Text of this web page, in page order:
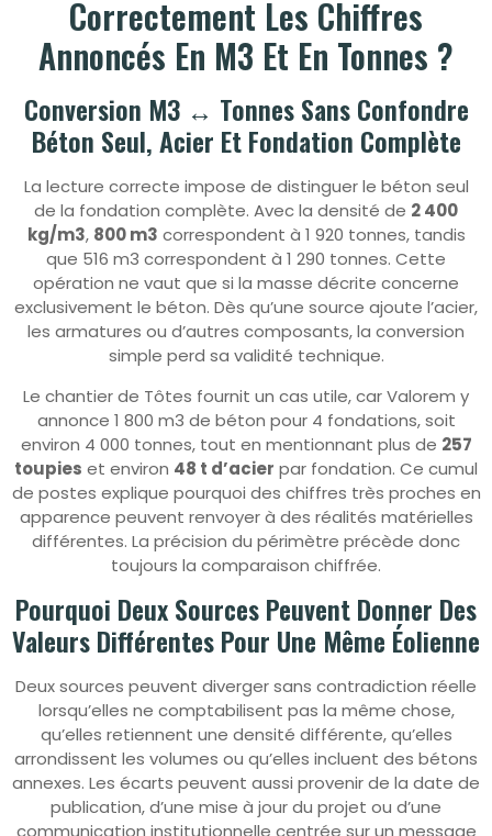
Correctement Les Chiffres
Annoncés En M3 Et En Tonnes ?
Conversion M3 ↔ Tonnes Sans Confondre
Béton Seul, Acier Et Fondation Complète
La lecture correcte impose de distinguer le béton seul
de la fondation complète. Avec la densité de 2 400
kg/m3, 800 m3 correspondent à 1 920 tonnes, tandis
que 516 m3 correspondent à 1 290 tonnes. Cette
opération ne vaut que si la masse décrite concerne
exclusivement le béton. Dès qu’une source ajoute l’acier,
les armatures ou d’autres composants, la conversion
simple perd sa validité technique.
Le chantier de Tôtes fournit un cas utile, car Valorem y
annonce 1 800 m3 de béton pour 4 fondations, soit
environ 4 000 tonnes, tout en mentionnant plus de 257
toupies et environ 48 t d’acier par fondation. Ce cumul
de postes explique pourquoi des chiffres très proches en
apparence peuvent renvoyer à des réalités matérielles
différentes. La précision du périmètre précède donc
toujours la comparaison chiffrée.
Pourquoi Deux Sources Peuvent Donner Des
Valeurs Différentes Pour Une Même Éolienne
Deux sources peuvent diverger sans contradiction réelle
lorsqu’elles ne comptabilisent pas la même chose,
qu’elles retiennent une densité différente, qu’elles
arrondissent les volumes ou qu’elles incluent des bétons
annexes. Les écarts peuvent aussi provenir de la date de
publication, d’une mise à jour du projet ou d’une
communication institutionnelle centrée sur un message